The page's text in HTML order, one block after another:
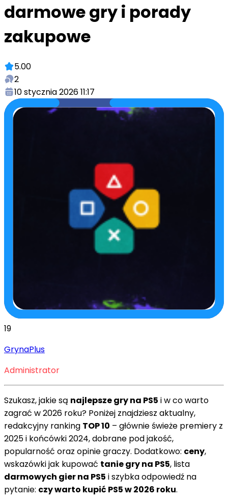
darmowe gry i porady
zakupowe
5.00
2
10 stycznia 2026 11:17
19
GrynaPlus
Administrator
Szukasz, jakie są najlepsze gry na PS5 i w co warto
zagrać w 2026 roku? Poniżej znajdziesz aktualny,
redakcyjny ranking TOP 10 – głównie świeże premiery z
2025 i końcówki 2024, dobrane pod jakość,
popularność oraz opinie graczy. Dodatkowo: ceny,
wskazówki jak kupować tanie gry na PS5, lista
darmowych gier na PS5 i szybka odpowiedź na
pytanie: czy warto kupić PS5 w 2026 roku.